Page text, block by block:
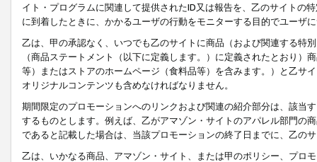
イト・プログラムに関連して提供されたID又は報告を、乙のサイトの
に到着したときに、かかるユーザの行動をモニターする目的でユーザ
乙は、甲の承認なく、いつでも乙のサイトに商品（および関連する特
（商品ステートメント（以下に定義します。）に定義されたとおり
等）またはストアのホームページ（食料品等）を含みます。）と乙サ
オリジナルコンテンツも含めなければなりません。
期間限定のプロモーションへのリンクおよび関連の紹介部分は、該当
するものとします。例えば、乙がアマゾン・サイトのアパレル部門の
であると記載した場合は、当該プロモーションの終了日までに、乙の
乙は、いかなる商品、アマゾン・サイト、または甲のポリシー、プロ